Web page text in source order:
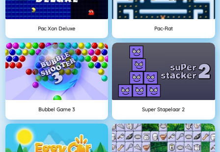
Pac Xon Deluxe Pac-Rat
Bubbel Game 3 Super Stapelaar 2